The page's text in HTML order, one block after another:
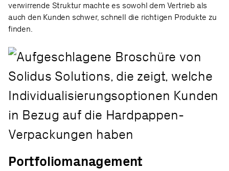
verwirrende Struktur machte es sowohl dem Vertrieb als
auch den Kunden schwer, schnell die richtigen Produkte zu
finden.
Portfoliomanagement